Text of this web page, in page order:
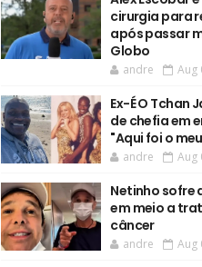
cirurgia para
após passar
Globo
andre Aug
Ex-É O Tchan
de chefia em
"Aqui foi o
andre Aug
Netinho sofre
em meio a
câncer
andre Aug